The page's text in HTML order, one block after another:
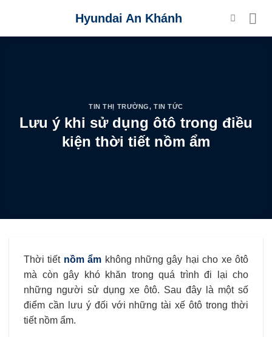
content
Hyundai An Khánh
TIN THỊ TRƯỜNG,TIN TỨC
Lưu ý khi sử dụng ôtô trong điều
kiện thời tiết nồm ẩm
Thời tiết nồm ẩm không những gây hại cho xe ôtô
mà còn gây khó khăn trong quá trình đi lại cho
những người sử dụng xe ôtô. Sau đây là một số
điểm cần lưu ý đối với những tài xế ôtô trong thời
tiết nồm ẩm.